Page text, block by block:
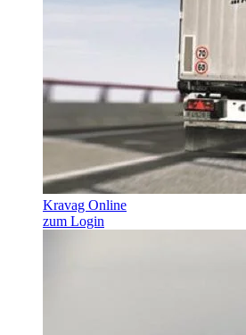
Kravag Online
zum Login